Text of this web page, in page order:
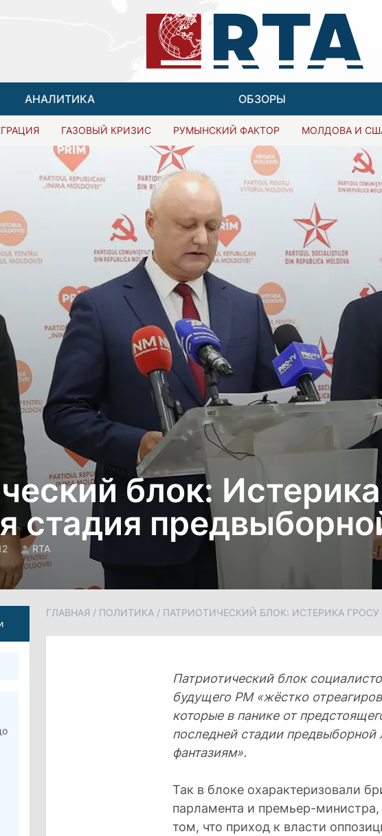
АНАЛИТИКА ОБЗОРЫ
ГАЗОВЫЙ КРИЗИС РУМЫНСКИЙ ФАКТОР МОЛДОВА И
блок:
стадия
RTA
ГЛАВНАЯ / ПОЛИТИКА / ПАТРИОТИЧЕСКИЙ БЛОК: ИСТЕРИКА
Патриотический блок
будущего РМ «жёстко
которые в панике от
последней стадии предвыборной
фантазиям».
Так в блоке охарактеризовали
парламента и премьер-
том, что приход к власти